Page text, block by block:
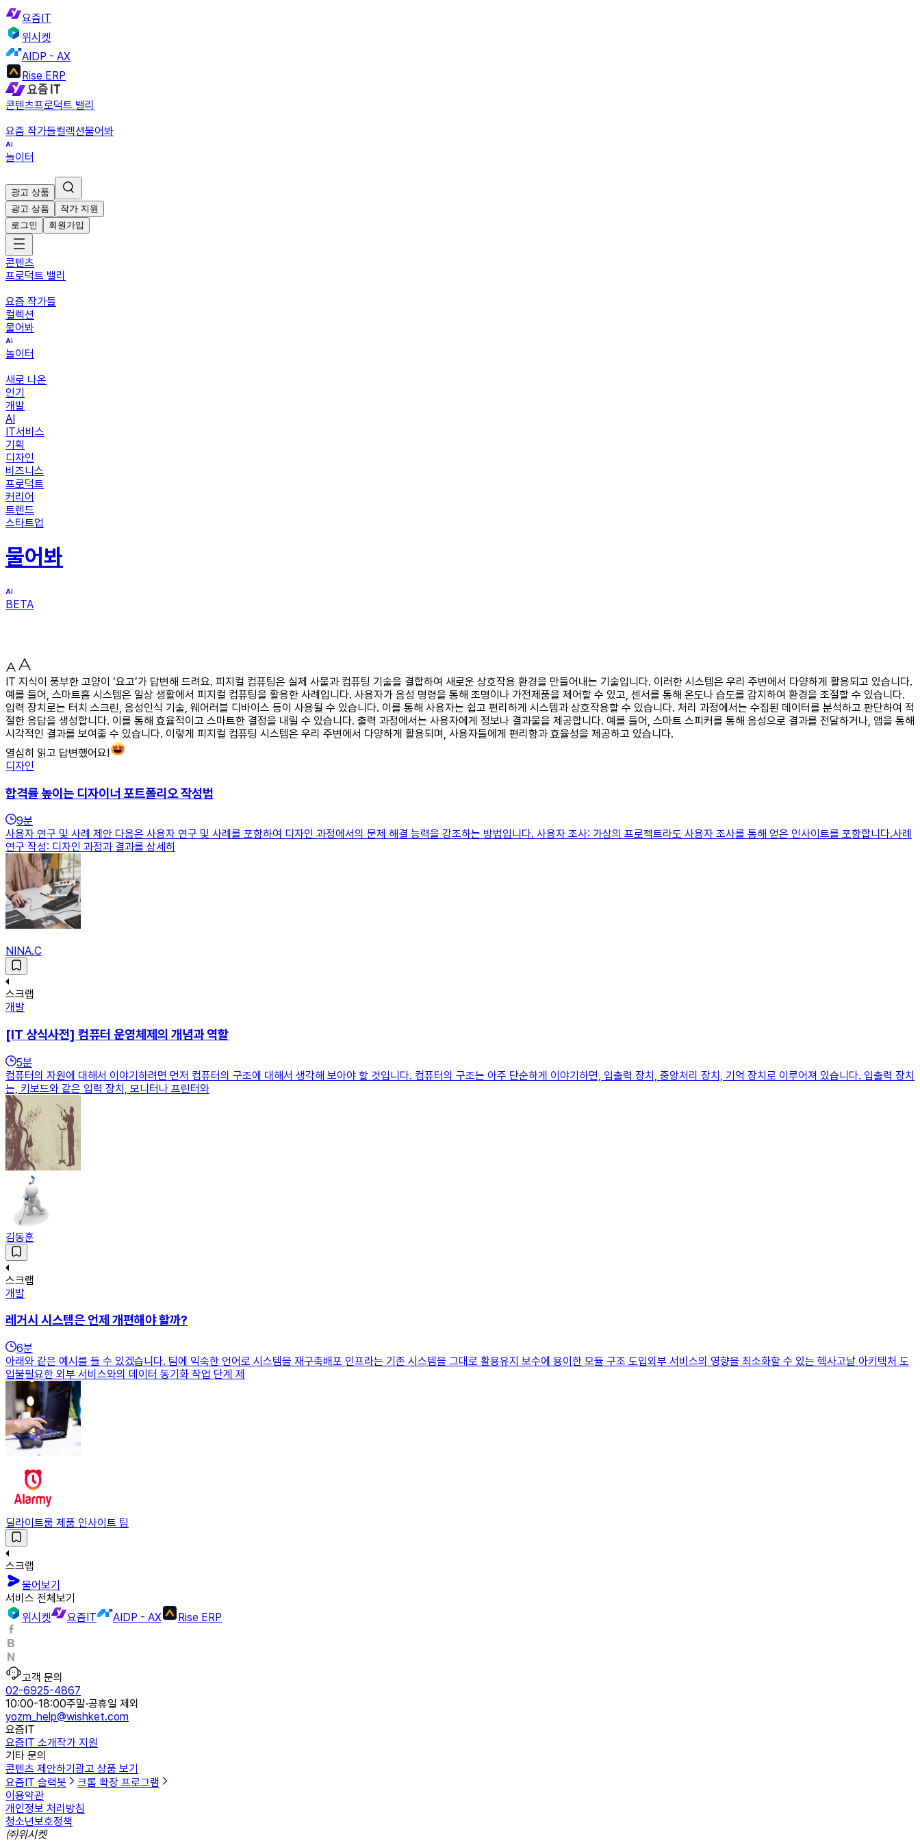
요즘IT
위시켓
AIDP - AX
Rise ERP
콘텐츠프로덕트 밸리
요즘 작가들컬렉션물어봐
놀이터
광고 상품
광고 상품
작가 지원
로그인
회원가입
콘텐츠
프로덕트 밸리
요즘 작가들
컬렉션
물어봐
놀이터
새로 나온
인기
개발
AI
IT서비스
기획
디자인
비즈니스
프로덕트
커리어
트렌드
스타트업
물어봐
BETA
IT 지식이 풍부한 고양이 ‘요고’가 답변해 드려요. 피지컬 컴퓨팅은 실제 사물과 컴퓨팅 기술을 결합하여 새로운 상호작용 환경을 만들어내는 기술입니다. 이러한 시스템은 우리 주변에서 다양하게 활용되고 있습니다.
예를 들어, 스마트홈 시스템은 일상 생활에서 피지컬 컴퓨팅을 활용한 사례입니다. 사용자가 음성 명령을 통해 조명이나 가전제품을 제어할 수 있고, 센서를 통해 온도나 습도를 감지하여 환경을 조절할 수 있습니다.
입력 장치로는 터치 스크린, 음성인식 기술, 웨어러블 디바이스 등이 사용될 수 있습니다. 이를 통해 사용자는 쉽고 편리하게 시스템과 상호작용할 수 있습니다. 처리 과정에서는 수집된 데이터를 분석하고 판단하여 적
절한 응답을 생성합니다. 이를 통해 효율적이고 스마트한 결정을 내릴 수 있습니다. 출력 과정에서는 사용자에게 정보나 결과물을 제공합니다. 예를 들어, 스마트 스피커를 통해 음성으로 결과를 전달하거나, 앱을 통해
시각적인 결과를 보여줄 수 있습니다. 이렇게 피지컬 컴퓨팅 시스템은 우리 주변에서 다양하게 활용되며, 사용자들에게 편리함과 효율성을 제공하고 있습니다.
열심히 읽고 답변했어요!
디자인
합격률 높이는 디자이너 포트폴리오 작성법
9분
사용자 연구 및 사례 제안 다음은 사용자 연구 및 사례를 포함하여 디자인 과정에서의 문제 해결 능력을 강조하는 방법입니다. 사용자 조사: 가상의 프로젝트라도 사용자 조사를 통해 얻은 인사이트를 포함합니다.사례
연구 작성: 디자인 과정과 결과를 상세히
NINA.C
스크랩
개발
[IT 상식사전] 컴퓨터 운영체제의 개념과 역할
5분
컴퓨터의 자원에 대해서 이야기하려면 먼저 컴퓨터의 구조에 대해서 생각해 보아야 할 것입니다. 컴퓨터의 구조는 아주 단순하게 이야기하면, 입출력 장치, 중앙처리 장치, 기억 장치로 이루어져 있습니다. 입출력 장치
는, 키보드와 같은 입력 장치, 모니터나 프린터와
김동훈
스크랩
개발
레거시 시스템은 언제 개편해야 할까?
6분
아래와 같은 예시를 들 수 있겠습니다. 팀에 익숙한 언어로 시스템을 재구축배포 인프라는 기존 시스템을 그대로 활용유지 보수에 용이한 모듈 구조 도입외부 서비스의 영향을 최소화할 수 있는 헥사고날 아키텍처 도
입불필요한 외부 서비스와의 데이터 동기화 작업 단계 제
딜라이트룸 제품 인사이트 팀
스크랩
물어보기
서비스 전체보기
위시켓
요즘IT AIDP - AX Rise ERP
고객 문의
02-6925-4867
10:00-18:00주말·공휴일 제외
yozm_help@wishket.com
요즘IT
요즘IT 소개작가 지원
기타 문의
콘텐츠 제안하기 광고 상품 보기
요즘IT 슬랙봇
크롬 확장 프로그램
이용약관
개인정보 처리방침
청소년보호정책
㈜위시켓